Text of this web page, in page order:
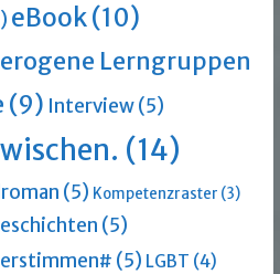
eBook(10)
Lerngruppen
(9) Interview(5)
(14)
(5) Kompetenzraster (3)
(5)
(5) LGBT (4)